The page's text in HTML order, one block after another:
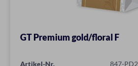
GT Premium gold/floral F
Artikel-Nr.
847-PD2